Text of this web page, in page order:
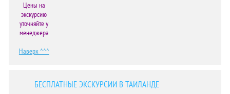
Цены на
экскурсию
уточняйте у
менеджера
Наверх ^^^
БЕСПЛАТНЫЕ ЭКСКУРСИИ В ТАИЛАНДЕ